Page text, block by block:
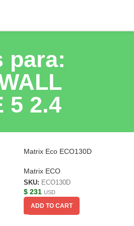
para:
5 2.4
Matrix Eco ECO130D
Matrix ECO
SKU: ECO130D
$ 231 USD
ADD TO CART